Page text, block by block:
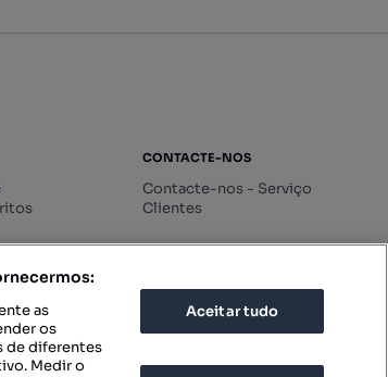
CONTACTE-NOS
Contacte-nos - Serviço
Clientes
as
os
de diferentes
Medir o
Aceitar tudo